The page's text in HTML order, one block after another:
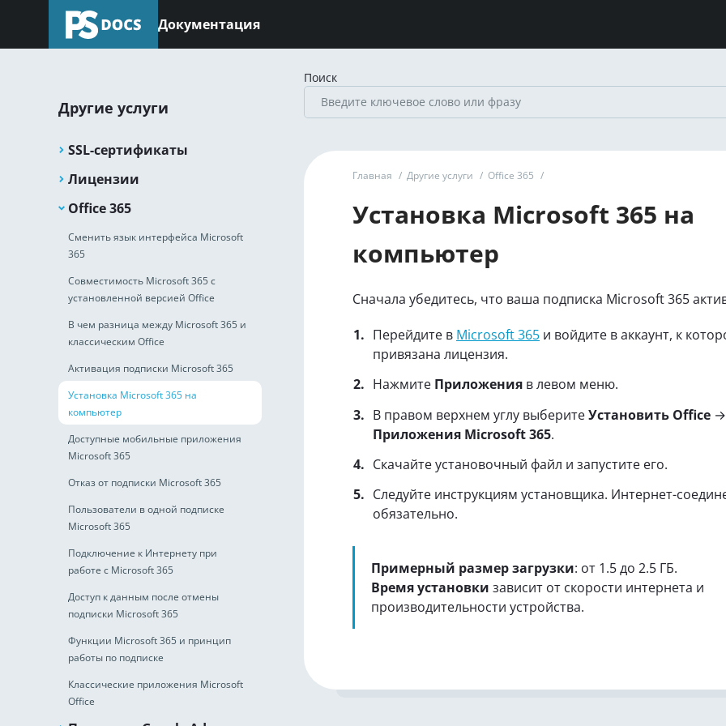
Документация
Другие услуги
SSL-сертификаты
Лицензии
Office 365
Сменить язык интерфейса Microsoft
365
Совместимость Microsoft 365 с
установленной версией Office
В чем разница между Microsoft 365 и
классическим Office
Активация подписки Microsoft 365
Установка Microsoft 365 на
компьютер
Доступные мобильные приложения
Microsoft 365
Отказ от подписки Microsoft 365
Пользователи в одной подписке
Microsoft 365
Подключение к Интернету при
работе с Microsoft 365
Доступ к данным после отмены
подписки Microsoft 365
Функции Microsoft 365 и принцип
работы по подписке
Классические приложения Microsoft
Office
Поиск
Главная / Другие услуги / Office 365 /
Установка Microsoft 365 на
компьютер
Сначала убедитесь, что ваша подписка Microsoft 365
Перейдите в Microsoft 365 и войдите в аккаунт, к
привязана лицензия.
Нажмите Приложения в левом меню.
В правом верхнем углу выберитеУстановить Office →
Приложения Microsoft 365.
Скачайте установочный файл и запустите его.
Следуйте инструкциям установщика. Интернет-
обязательно.
Примерный размер загрузки: от 1.5 до 2.5 ГБ.
Время установки зависит от скорости интернета и
производительности устройства.